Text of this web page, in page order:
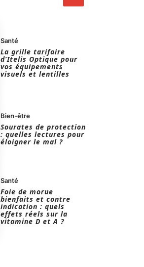
Santé
La grille tarifaire
d’Itelis Optique pour
vos équipements
visuels et lentilles
Bien-être
Sourates de protection
: quelles lectures pour
éloigner le mal ?
Santé
Foie de morue
bienfaits et contre
indication : quels
effets réels sur la
vitamine D et A ?